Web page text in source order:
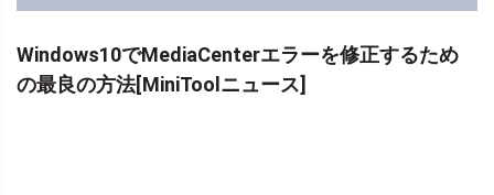
Windows10でMediaCenterエラーを修正するため
の最良の方法[MiniToolニュース]